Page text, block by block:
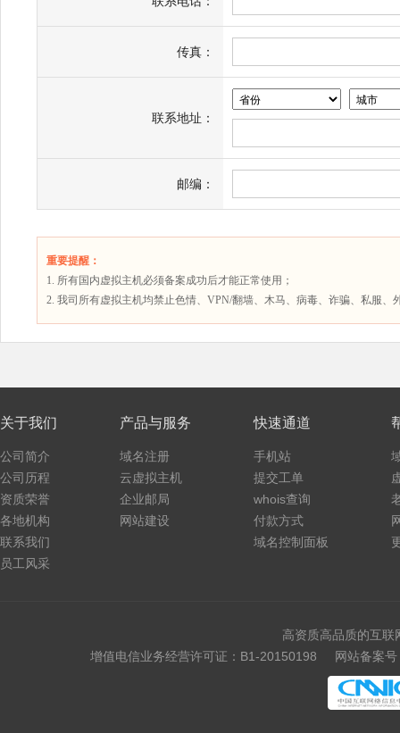
传真：
联系地址：
邮编：
重要提醒：
1. 所有国内虚拟主机必须备案成功后才能正常使用；
2. 我司所有虚拟主机均禁止色情、VPN/翻墙、木马、病毒、诈骗、私服
关于我们
公司简介
公司历程
资质荣誉
各地机构
联系我们
员工风采
产品与服务
域名注册
云虚拟主机
企业邮局
网站建设
快速通道
手机站
提交工单
whois查询
付款方式
域名控制面板
高资质高品质的互联
增值电信业务经营许可证：B1-20150198
网站备案